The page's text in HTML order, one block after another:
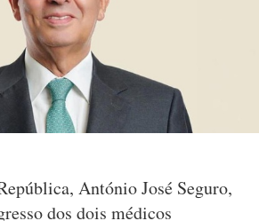
António José Seguro,
dos dois médicos